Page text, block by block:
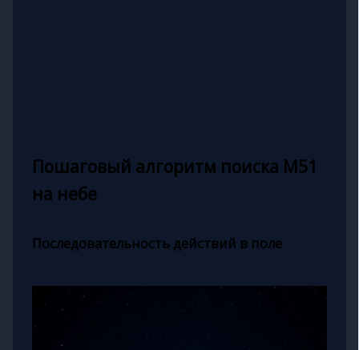
Пошаговый алгоритм поиска M51
на небе
Последовательность действий в поле